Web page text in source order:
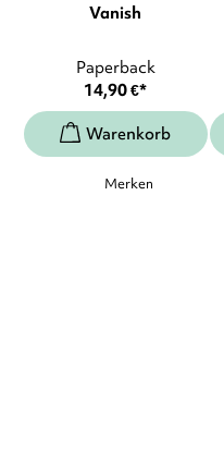
Vanish
Paperback
14,90€*
Merken